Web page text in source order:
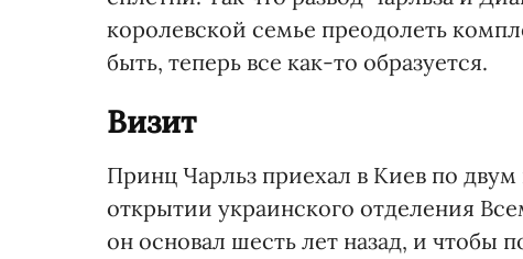
королевской семье преодолеть
быть, теперь все как-то образуется.
Визит
Принц Чарльз приехал в Киев по
открытии украинского отделения
он основал шесть лет назад, и чтобы